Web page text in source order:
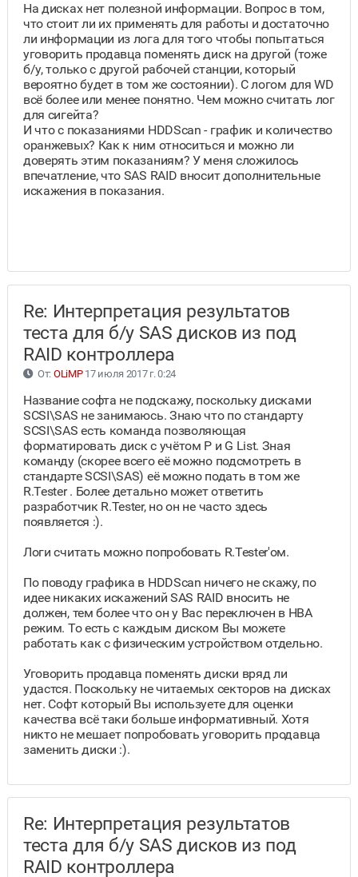
На дисках нет полезной информации. Вопрос в том,
что стоит ли их применять для работы и достаточно
ли информации из лога для того чтобы попытаться
уговорить продавца поменять диск на другой (тоже
б/у, только с другой рабочей станции, который
вероятно будет в том же состоянии). С логом для WD
всё более или менее понятно. Чем можно считать лог
для сигейта?
И что с показаниями HDDScan - график и количество
оранжевых? Как к ним относиться и можно ли
доверять этим показаниям? У меня сложилось
впечатление, что SAS RAID вносит дополнительные
искажения в показания.
Re: Интерпретация результатов
теста для б/у SAS дисков из под
RAID контроллера
От: OLiMP17 июля 2017 г. 0:24
Название софта не подскажу, поскольку дисками
SCSI\SAS не занимаюсь. Знаю что по стандарту
SCSI\SAS есть команда позволяющая
форматировать диск с учётом P и G List. Зная
команду (скорее всего её можно подсмотреть в
стандарте SCSI\SAS) её можно подать в том же
R.Tester . Более детально может ответить
разработчик R.Tester, но он не часто здесь
появляется :).
Логи считать можно попробовать R.Tester'ом.
По поводу графика в HDDScan ничего не скажу, по
идее никаких искажений SAS RAID вносить не
должен, тем более что он у Вас переключен в HBA
режим. То есть с каждым диском Вы можете
работать как с физическим устройством отдельно.
Уговорить продавца поменять диски вряд ли
удастся. Поскольку не читаемых секторов на дисках
нет. Софт который Вы используете для оценки
качества всё таки больше информативный. Хотя
никто не мешает попробовать уговорить продавца
заменить диски :).
Re: Интерпретация результатов
теста для б/у SAS дисков из под
RAID контроллера